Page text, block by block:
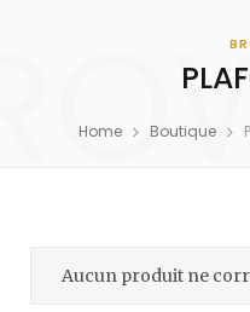
Home Boutique
Aucun produit ne